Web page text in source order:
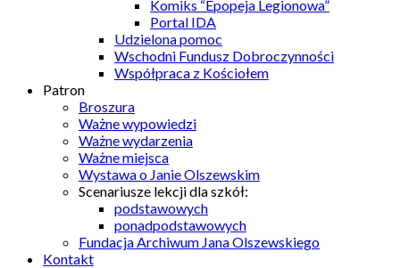
Komiks “Epopeja Legionowa”
Portal IDA
Udzielona pomoc
Wschodni Fundusz Dobroczynności
Współpraca z Kościołem
Patron
Broszura
Ważne wypowiedzi
Ważne wydarzenia
Ważne miejsca
Wystawa o Janie Olszewskim
Scenariusze lekcji dla szkół:
podstawowych
ponadpodstawowych
Fundacja Archiwum Jana Olszewskiego
Kontakt